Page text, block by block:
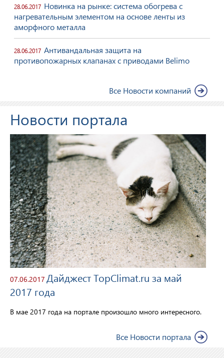
28.06.2017 Новинка на рынке: система обогрева с
нагревательным элементом на основе ленты из
аморфного металла
28.06.2017 Антивандальная защита на
противопожарных клапанах с приводами Belimo
Все Новости компаний
Новости портала
07.06.2017 Дайджест TopClimat.ru за май
2017 года
В мае 2017 года на портале произошло много интересного.
Все Новости портала